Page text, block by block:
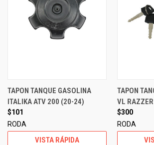
TAPON TANQUE GASOLINA
ITALIKA ATV 200 (20-24)
$101
RODA
VISTA RÁPIDA
TAPON
VL
$300
RODA